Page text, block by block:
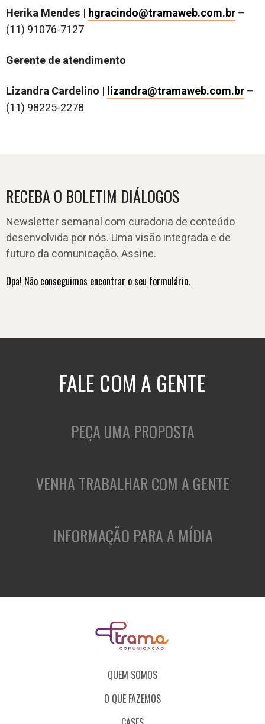
Herika Mendes | hgracindo@tramaweb.com.br–
(11) 91076-7127
Gerente de atendimento
Lizandra Cardelino | lizandra@tramaweb.com.br–
(11) 98225-2278
RECEBA O BOLETIM DIÁLOGOS
Newsletter semanal com curadoria de conteúdo
desenvolvida por nós. Uma visão integrada e de
futuro da comunicação. Assine.
Opa! Não conseguimos encontrar o seu formulário.
FALE COM A GENTE
PEÇA UMA PROPOSTA
VENHA TRABALHAR COM A GENTE
INFORMAÇÃO PARA A MÍDIA
QUEM SOMOS
O QUE FAZEMOS